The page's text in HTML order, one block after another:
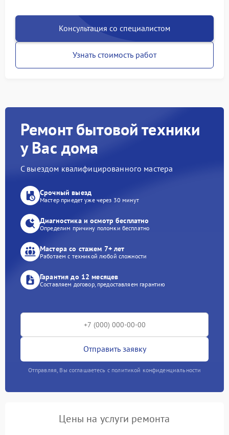
Консультация со специалистом
Узнать стоимость работ
Ремонт бытовой техники
у Вас дома
С выездом квалифицированного мастера
Срочный выезд
Мастер приедет уже через 30 минут
Диагностика и осмотр бесплатно
Определим причину поломки бесплатно
Мастера со стажем 7+ лет
Работаем с техникой любой сложности
Гарантия до 12 месяцев
Составляем договор, предоставляем гарантию
Отправить заявку
Отправляя, Вы соглашаетесь с политикой конфиденциальности
Цены на услуги ремонта